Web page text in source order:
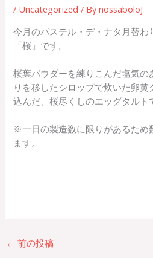
/ Uncategorized / BynossaboloJ
今月のパステル・デ・ナタ月替わ
「桜」です。
桜葉パウダーを練りこんだ塩気の
りを移したシロップで炊いた卵
込んだ、桜尽くしのエッグタルト
※一日の製造数に限りがあるため
ます。
← 前の投稿